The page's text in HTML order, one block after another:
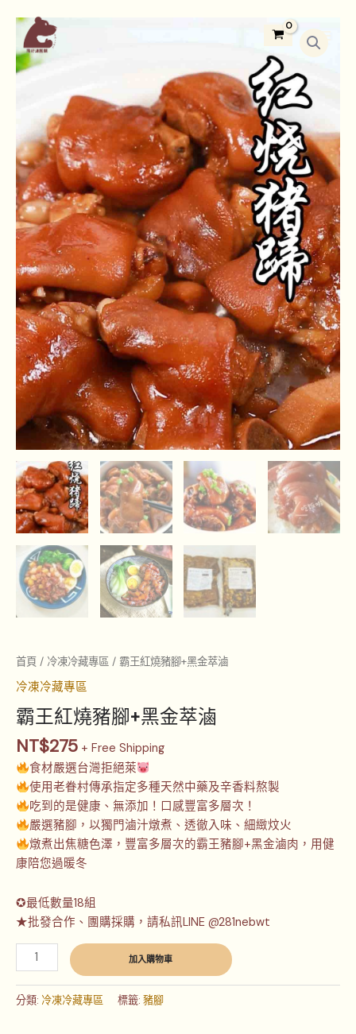
Menu
首頁 / 冷凍冷藏專區 / 霸王紅燒豬腳+黑金萃滷
冷凍冷藏專區
霸王紅燒豬腳+黑金萃滷
NT$275 + Free Shipping
食材嚴選台灣拒絕萊
使用老眷村傳承指定多種天然中藥及辛香料熬製
吃到的是健康、無添加！口感豐富多層次！
嚴選豬腳，以獨門滷汁燉煮、透徹入味、細緻炆火
燉煮出焦糖色澤，豐富多層次的霸王豬腳+黑金滷肉，用健
康陪您過暖冬
✪最低數量18組
★批發合作、團購採購，請私訊LINE @281nebwt
霸
王
紅
+黑
金
萃
滷
數
量
加入購物車
分類: 冷凍冷藏專區 標籤: 豬腳